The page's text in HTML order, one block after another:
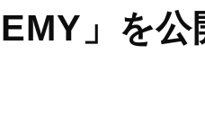
」を公